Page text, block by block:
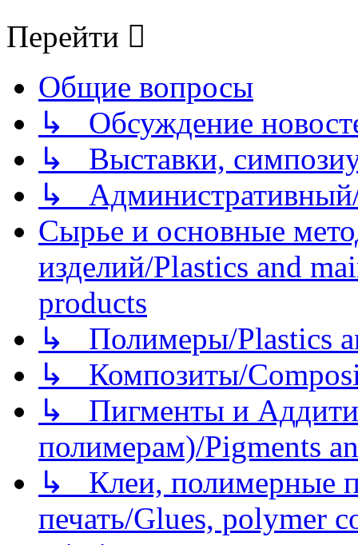
Перейти
Общие вопросы
↳ Обсуждение
↳ Выставки,
↳
Сырье и основные
изделий/Plastics and
products
↳ Полимеры/Plastics
↳ Композиты/
↳ Пигменты и
полимерам)/Pigments
↳ Клеи, полимерные
печать/Glues, polymer